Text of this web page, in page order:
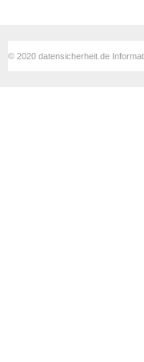
© 2020 datensicherheit.de